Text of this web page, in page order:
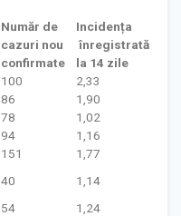
Număr de
cazuri nou
confirmate
Incidența
înregistrată
la 14 zile
100
2,33
86
1,90
78
1,02
94
1,16
151
1,77
40
1,14
54
1,24